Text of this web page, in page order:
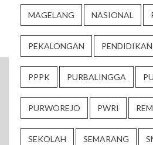
MAGELANG NASIONAL
PEKALONGAN PENDIDIKAN
PPPK PURBALINGGA
PURWOREJO PWRI
SEKOLAH SEMARANG